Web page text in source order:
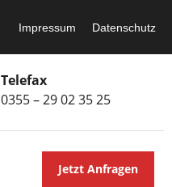
Impressum Datenschutz
Telefax
0355 – 29 02 35 25
Jetzt Anfragen